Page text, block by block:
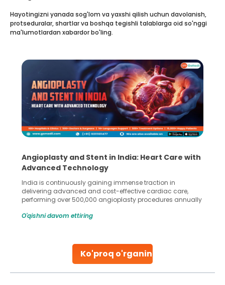
Ko'proq o'rganing
Hayotingizni yanada sog'lom va yaxshi qilish uchun davolanish,
protseduralar, shartlar va boshqa tegishli talablarga oid so'nggi
ma'lumotlardan xabardor bo'ling.
Angioplasty and Stent in India: Heart Care with
Advanced Technology
India is continuously gaining immense traction in
delivering advanced and cost-effective cardiac care,
performing over 500,000 angioplasty procedures annually
globe are searching for treatments like angioplasty and
Studies, such as one published
O'qishni davom ettiring